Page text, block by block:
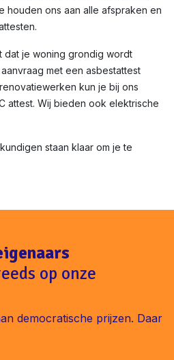
houden ons aan alle afspraken en
dat je woning grondig wordt
met een asbestattest
kun je bij ons
attest. Wij bieden ook elektrische
staan klaar om je te
op onze
democratische prijzen. Daar